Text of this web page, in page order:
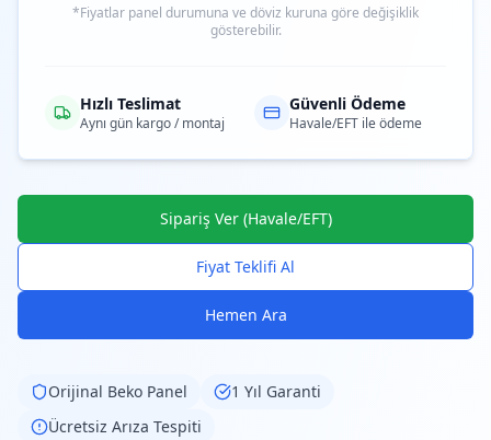
*Fiyatlar panel durumuna ve döviz kuruna göre değişiklik
gösterebilir.
Hızlı Teslimat
Aynı gün kargo / montaj
Güvenli Ödeme
Havale/EFT ile ödeme
Sipariş Ver (Havale/EFT)
Fiyat Teklifi Al
Hemen Ara
Orijinal Beko Panel
1 Yıl Garanti
Ücretsiz Arıza Tespiti